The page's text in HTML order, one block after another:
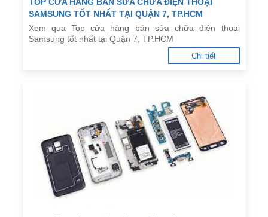
SAMSUNG TỐT NHẤT TẠI QUẬN 7, TP.HCM
Xem qua Top cửa hàng bán sửa chữa điện thoại
Samsung tốt nhất tại Quận 7, TP.HCM
Chi tiết